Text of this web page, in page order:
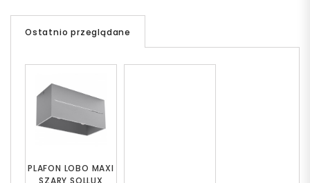
Ostatnio przeglądane
PLAFON LOBO MAXI